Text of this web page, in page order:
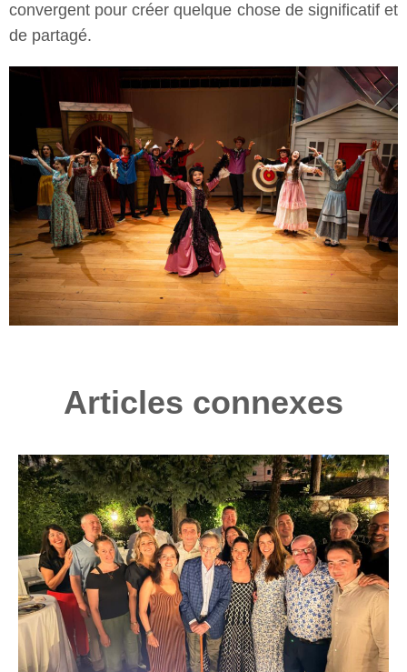
convergent pour créer quelque chose de significatif et
de partagé.
Articles connexes